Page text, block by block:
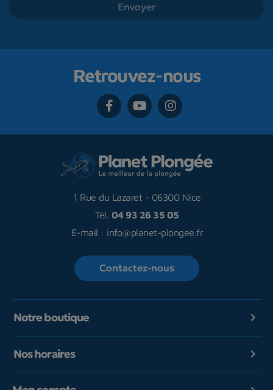
Retrouvez-nous
1 Rue du Lazaret - 06300 Nice
Tél. 04 93 26 35 05
E-mail : info@planet-plongee.fr
Contactez-nous
Notre boutique 
Nos horaires 